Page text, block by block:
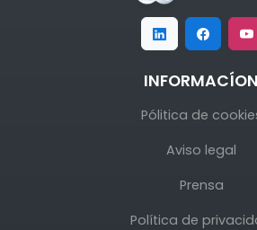
INFORMACÍON
Pólitica de
Aviso legal
Prensa
Política de